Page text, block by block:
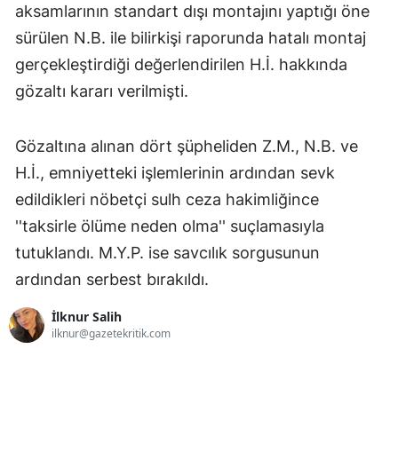
aksamlarının standart dışı montajını yaptığı öne
sürülen N.B. ile bilirkişi raporunda hatalı montaj
gerçekleştirdiği değerlendirilen H.İ. hakkında
gözaltı kararı verilmişti.
Gözaltına alınan dört şüpheliden Z.M., N.B. ve
H.İ., emniyetteki işlemlerinin ardından sevk
edildikleri nöbetçi sulh ceza hakimliğince
''taksirle ölüme neden olma'' suçlamasıyla
tutuklandı. M.Y.P. ise savcılık sorgusunun
ardından serbest bırakıldı.
İlknur Salih
ilknur@gazetekritik.com